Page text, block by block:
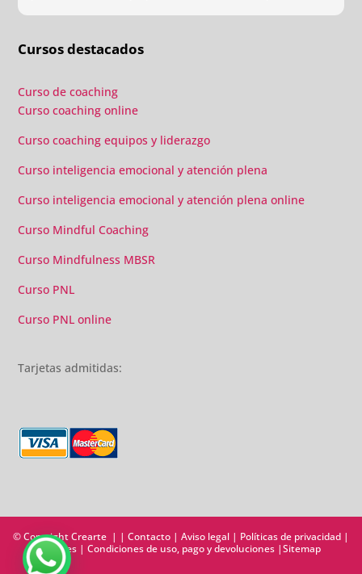
correcta.
Cursos destacados
Curso de coaching
Curso coaching online
Curso coaching equipos y liderazgo
Curso inteligencia emocional y atención plena
Curso inteligencia emocional y atención plena online
Curso Mindful Coaching
Curso Mindfulness MBSR
Curso PNL
Curso PNL online
Tarjetas admitidas:
© Copyright Crearte | | Contacto| Aviso legal| Políticas de privacidad|
Cookies |Condiciones de uso, pago y devoluciones |Sitemap